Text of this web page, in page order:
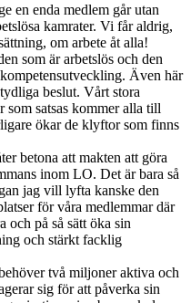
en enda medlem går utan
kamrater. Vi får aldrig,
om arbete åt alla!
som är arbetslös och den
Även här
beslut. Vårt stora
som satsas kommer alla till
ökar de klyftor som finns
betona att makten att göra
inom LO. Det är bara så
jag vill lyfta kanske den
för våra medlemmar där
och på så sätt öka sin
och stärkt facklig
två miljoner aktiva och
sig för att påverka sin